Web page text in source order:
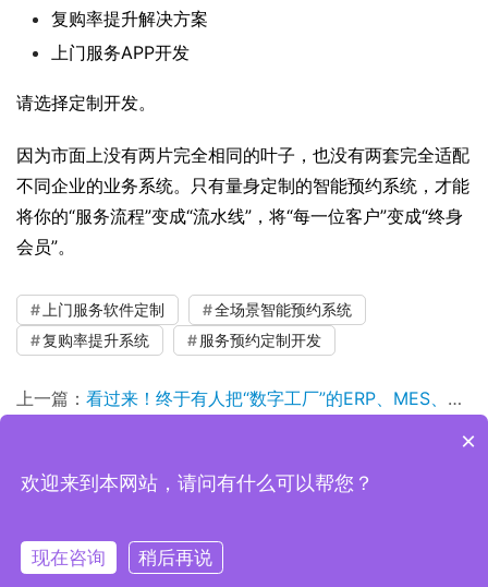
复购率提升解决方案
上门服务APP开发
请选择定制开发。
因为市面上没有两片完全相同的叶子，也没有两套完全适配
不同企业的业务系统。只有量身定制的智能预约系统，才能
将你的“服务流程”变成“流水线”，将“每一位客户”变成“终身
会员”。
上门服务软件定制
全场景智能预约系统
复购率提升系统
服务预约定制开发
上一篇： 看过来！终于有人把“数字工厂”的ERP、MES、WMS的核心边界与联动方式讲透了！
×
欢迎来到本网站，请问有什么可以帮您？
现在咨询 稍后再说